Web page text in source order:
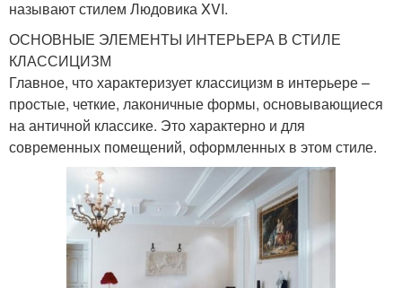
называют стилем Людовика XVI.
ОСНОВНЫЕ ЭЛЕМЕНТЫ ИНТЕРЬЕРА В СТИЛЕ
КЛАССИЦИЗМ
Главное, что характеризует классицизм в интерьере –
простые, четкие, лаконичные формы, основывающиеся
на античной классике. Это характерно и для
современных помещений, оформленных в этом стиле.